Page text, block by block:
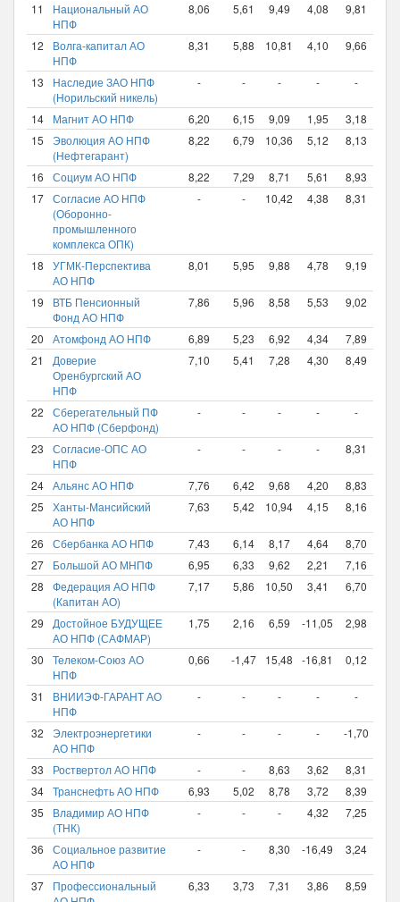
11
Национальный АО
НПФ
8,06 5,61 9,49 4,08 9,81
12
Волга-капитал АО
НПФ
8,31 5,88 10,81 4,10 9,66
13
Наследие ЗАО НПФ
(Норильский никель)
- - - - -
14 Магнит АО НПФ 6,20 6,15 9,09 1,95 3,18
15
Эволюция АО НПФ
(Нефтегарант)
8,22 6,79 10,36 5,12 8,13
16 Социум АО НПФ 8,22 7,29 8,71 5,61 8,93
17 Согласие АО НПФ
(Оборонно-
промышленного
комплекса ОПК)
- - 10,42 4,38 8,31
18
УГМК-Перспектива
АО НПФ
8,01 5,95 9,88 4,78 9,19
19
ВТБ Пенсионный
Фонд АО НПФ
7,86 5,96 8,58 5,53 9,02
20 Атомфонд АО НПФ 6,89 5,23 6,92 4,34 7,89
21
Доверие
Оренбургский АО
НПФ
7,10 5,41 7,28 4,30 8,49
22
Сберегательный ПФ
АО НПФ (Сберфонд)
- - - - -
23
Согласие-ОПС АО
НПФ
- - - - 8,31
24 Альянс АО НПФ 7,76 6,42 9,68 4,20 8,83
25
Ханты-Мансийский
АО НПФ
7,63 5,42 10,94 4,15 8,16
26 Сбербанка АО НПФ 7,43 6,14 8,17 4,64 8,70
27
Большой АО МНПФ 6,95 6,33 9,62 2,21 7,16
28
Федерация АО НПФ
(Капитан АО)
7,17 5,86 10,50 3,41 6,70
29
Достойное БУДУЩЕЕ
АО НПФ (САФМАР)
1,75 2,16 6,59 -11,05 2,98
30
Телеком-Союз АО
НПФ
0,66 -1,47 15,48 -16,81 0,12
31
ВНИИЭФ-ГАРАНТ АО
НПФ
- - - - -
32
Электроэнергетики
АО НПФ
- - - - -1,70
33 Роствертол АО НПФ - - 8,63 3,62 8,31
34 Транснефть АО НПФ 6,93 5,02 8,78 3,72 8,39
35
Владимир АО НПФ
(ТНК)
- - - 4,32 7,25
36
Социальное развитие
АО НПФ
- - 8,30 -16,49 3,24
37
Профессиональный
6,33 3,73 7,31 3,86 8,59